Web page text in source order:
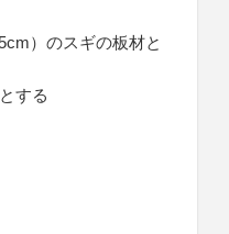
）のスギの板材と
する